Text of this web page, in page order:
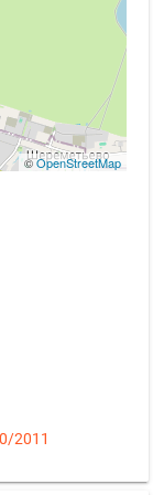
©OpenStreetMap
2011